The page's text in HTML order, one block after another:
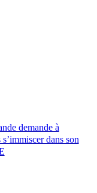
demande à
dans son